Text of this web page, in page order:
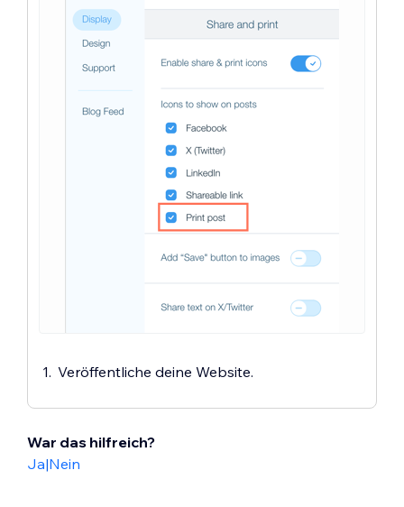
Veröffentliche deine Website.
War das hilfreich?
Ja|Nein